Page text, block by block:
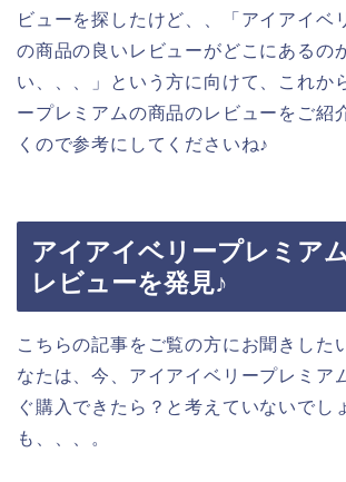
ビューを探したけど、、「アイアイベ
の商品の良いレビューがどこにあるの
い、、、」という方に向けて、これか
ープレミアムの商品のレビューをご紹
くので参考にしてくださいね♪
アイアイベリープレミア
レビューを発見♪
こちらの記事をご覧の方にお聞きした
なたは、今、アイアイベリープレミア
ぐ購入できたら？と考えていないでし
も、、、。